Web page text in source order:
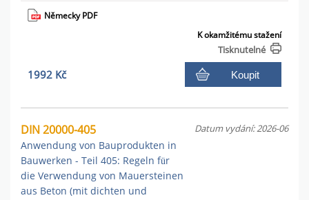
Německy PDF
K okamžitému stažení
Tisknutelné
1992 Kč Koupit
DIN 20000-405
Anwendung von Bauprodukten in
Bauwerken - Teil 405: Regeln für
die Verwendung von Mauersteinen
aus Beton (mit dichten und
Datum vydání: 2026-06